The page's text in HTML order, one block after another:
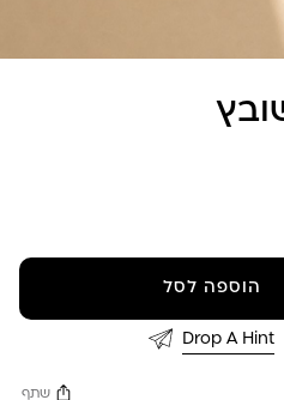
הוספה לסל
Drop A Hint
שתף